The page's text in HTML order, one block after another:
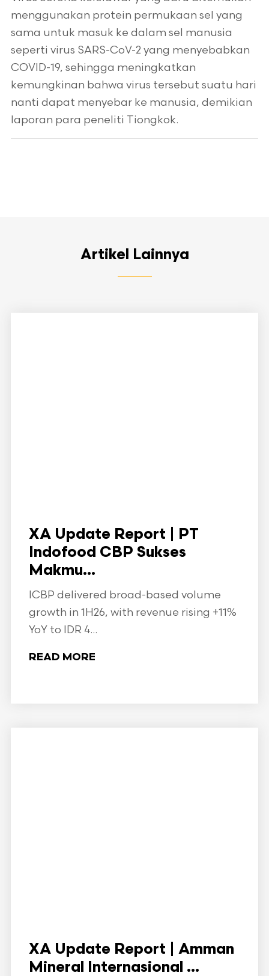
menggunakan protein permukaan sel yang
sama untuk masuk ke dalam sel manusia
seperti virus SARS-CoV-2 yang menyebabkan
COVID-19, sehingga meningkatkan
kemungkinan bahwa virus tersebut suatu hari
nanti dapat menyebar ke manusia, demikian
laporan para peneliti Tiongkok.
Artikel Lainnya
XA Update Report | PT
Indofood CBP Sukses
Makmu...
ICBP delivered broad-based volume
growth in 1H26, with revenue rising +11%
YoY to IDR 4...
READ MORE
XA Update Report | Amman
Mineral Internasional ...